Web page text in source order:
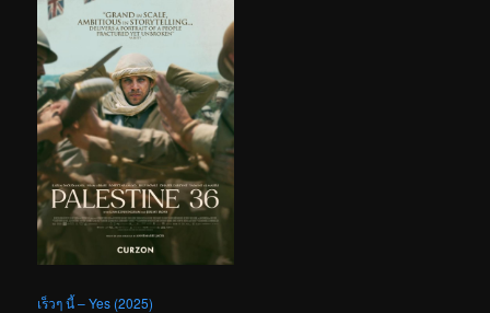
เร็วๆ นี้ – Yes (2025)